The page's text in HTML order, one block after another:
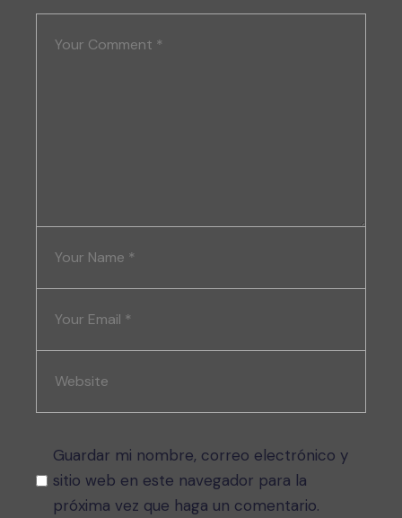
Guardar mi nombre, correo electrónico y
sitio web en este navegador para la
próxima vez que haga un comentario.